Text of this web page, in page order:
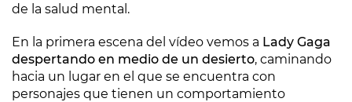
de la salud mental.
En la primera escena del vídeo vemos a Lady Gaga
despertando en medio de un desierto, caminando
hacia un lugar en el que se encuentra con
personajes que tienen un comportamiento